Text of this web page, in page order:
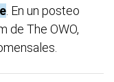
. En un posteo
de The OWO,